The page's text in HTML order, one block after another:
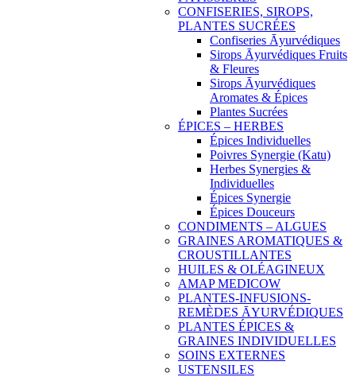
CONFISERIES, SIROPS,
PLANTES SUCRÉES
Confiseries Āyurvédiques
Sirops Āyurvédiques Fruits
& Fleures
Sirops Āyurvédiques
Aromates & Épices
Plantes Sucrées
ÉPICES – HERBES
Épices Individuelles
Poivres Synergie (Katu)
Herbes Synergies &
Individuelles
Épices Synergie
Épices Douceurs
CONDIMENTS – ALGUES
GRAINES AROMATIQUES &
CROUSTILLANTES
HUILES & OLÉAGINEUX
AMAP MEDICOW
PLANTES-INFUSIONS-
REMÈDES ĀYURVÉDIQUES
PLANTES ÉPICES &
GRAINES INDIVIDUELLES
SOINS EXTERNES
USTENSILES